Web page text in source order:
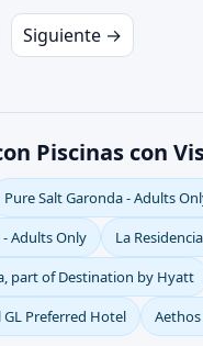
Siguiente →
Piscinas con
Pure Salt Garonda - Adults
Adults Only
La
part of Destination by Hyatt
Preferred Hotel